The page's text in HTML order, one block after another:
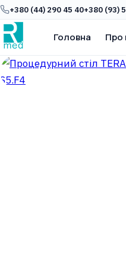
+380 (44) 290 45 40+380 (93)
Головна Про